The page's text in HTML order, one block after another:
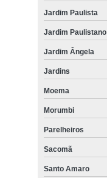
Jardim Paulista
Jardim Paulistano
Jardim Ângela
Jardins
Moema
Morumbi
Parelheiros
Sacomã
Santo Amaro